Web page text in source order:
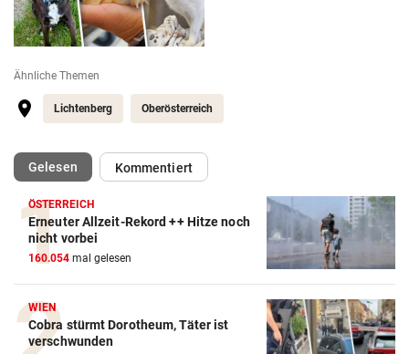
Ähnliche Themen
Lichtenberg Oberösterreich
Gelesen(ausgewählt)Kommentiert
ÖSTERREICH
Erneuter Allzeit-Rekord ++ Hitze noch
nicht vorbei
160.054 mal gelesen
WIEN
Cobra stürmt Dorotheum, Täter ist
verschwunden